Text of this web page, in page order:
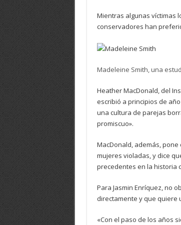
Mientras algunas víctimas
conservadores han
Madeleine Smith, una
Heather MacDonald, del
escribió a principios de
una cultura de parejas
promiscuo».
MacDonald, además,
mujeres violadas, y dice
precedentes en la historia
Para Jasmin Enríquez, no
directamente y que quiere
«Con el paso de los años